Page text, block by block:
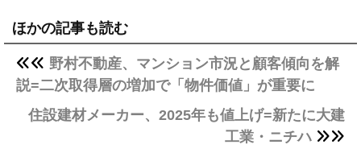
ほかの記事も読む
野村不動産、マンション市況と顧客傾向を解
説=二次取得層の増加で「物件価値」が重要に
住設建材メーカー、2025年も値上げ=新たに大建
工業・ニチハ